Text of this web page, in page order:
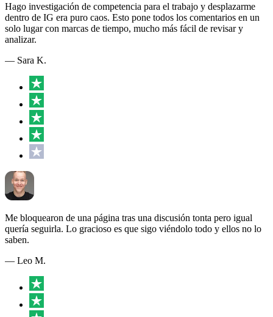
Hago investigación de competencia para el trabajo y desplazarme
dentro de IG era puro caos. Esto pone todos los comentarios en un
solo lugar con marcas de tiempo, mucho más fácil de revisar y
analizar.
— Sara K.
Me bloquearon de una página tras una discusión tonta pero igual
quería seguirla. Lo gracioso es que sigo viéndolo todo y ellos no lo
saben.
— Leo M.